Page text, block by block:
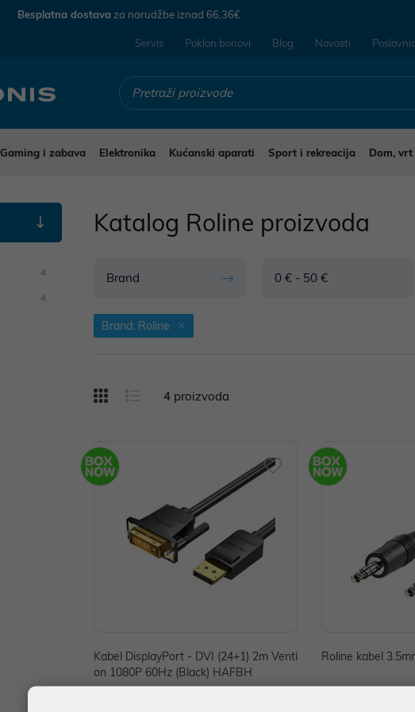
Besplatna dostava za narudžbe iznad 66,36€
Servis Poklon bonovi Blog Novosti
Gaming i zabava Elektronika Kućanski aparati Sport i rekreacija Dom,
4
4
Katalog Roline proizvoda
Brand 0 € - 50 €
Brand: Roline
4 proizvoda
Kabel DisplayPort - DVI (24+1) 2m Venti
on 1080P 60Hz (Black) HAFBH
Roline kabel